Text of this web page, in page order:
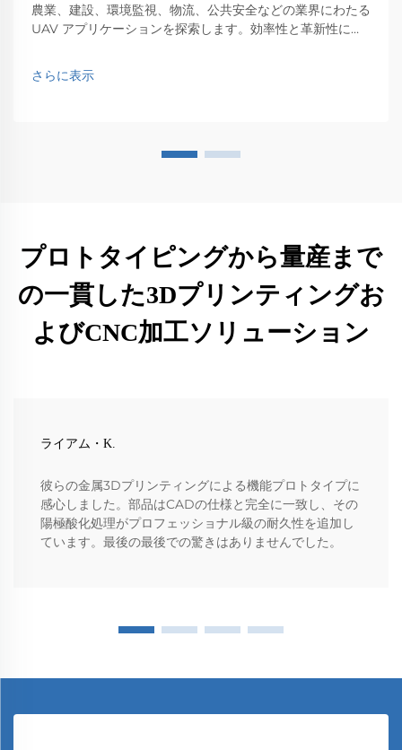
農業、建設、環境監視、物流、公共安全などの業界にわたる
UAV アプリケーションを探索します。効率性と革新性に与
さらに表示
プロトタイピングから量産まで
の一貫した3Dプリンティングお
よびCNC加工ソリューション
ライアム・K.
彼らの金属3Dプリンティングによる機能プロトタイプに
感心しました。部品はCADの仕様と完全に一致し、その
陽極酸化処理がプロフェッショナル級の耐久性を追加し
ています。最後の最後での驚きはありませんでした。